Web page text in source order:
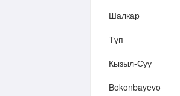
Шалкар
Түп
Кызыл-Суу
Bokonbayevo